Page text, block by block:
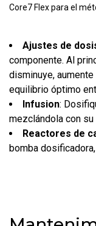
Core7 Flex para el
Ajustes de
componente. Al
disminuye,
equilibrio óptimo
Infusion:
mezclándola con
Reactores de
bomba